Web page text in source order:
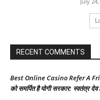
RECENT COMMENTS
Best Online Casino Refer A
को समर्पित है योगी सरकार: स्वतंत्र देव